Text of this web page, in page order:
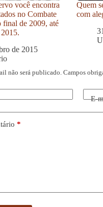
você encontra
no Combate
final de 2009, até
de 2015
Quem
com
não será publicado. Campos
E-
*